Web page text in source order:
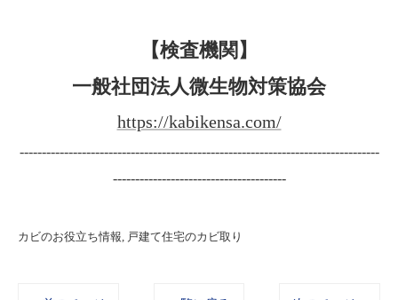
【検査機関】
一般社団法人微生物対策協会
https://kabikensa.com/
---------------------------------------------------------------------------------
---------------------------------------
カビのお役立ち情報 戸建て住宅のカビ取り